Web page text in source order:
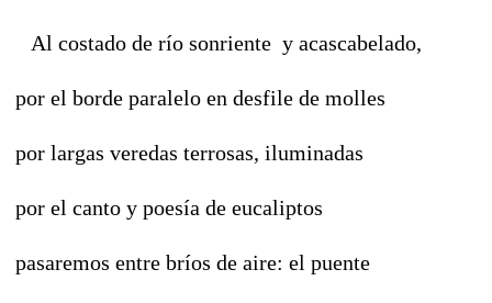
Al costado de río sonriente y acascabelado,
por el borde paralelo en desfile de molles
por largas veredas terrosas, iluminadas
por el canto y poesía de eucaliptos
pasaremos entre bríos de aire: el puente